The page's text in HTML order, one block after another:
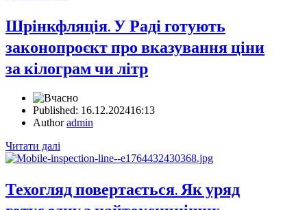
Шрінкфляція. У Раді готують
законопроєкт про вказування ціни
за кілограм чи літр
Published: 16.12.202416:13
Authoradmin
Читати далі
Техогляд повертається. Як уряд